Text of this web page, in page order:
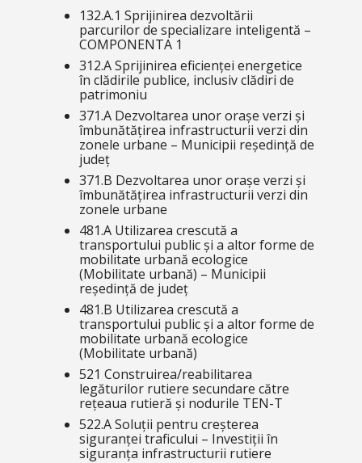
132.A.1 Sprijinirea dezvoltării
parcurilor de specializare inteligentă –
COMPONENTA 1
312.A Sprijinirea eficienței energetice
în clădirile publice, inclusiv clădiri de
patrimoniu
371.A Dezvoltarea unor orașe verzi și
îmbunătățirea infrastructurii verzi din
zonele urbane – Municipii reședință de
județ
371.B Dezvoltarea unor orașe verzi și
îmbunătățirea infrastructurii verzi din
zonele urbane
481.A Utilizarea crescută a
transportului public și a altor forme de
mobilitate urbană ecologice
(Mobilitate urbană) – Municipii
reședință de județ
481.B Utilizarea crescută a
transportului public și a altor forme de
mobilitate urbană ecologice
(Mobilitate urbană)
521 Construirea/reabilitarea
legăturilor rutiere secundare către
rețeaua rutieră și nodurile TEN-T
522.ASoluții pentru creșterea
siguranței traficului – Investiții în
siguranța infrastructurii rutiere